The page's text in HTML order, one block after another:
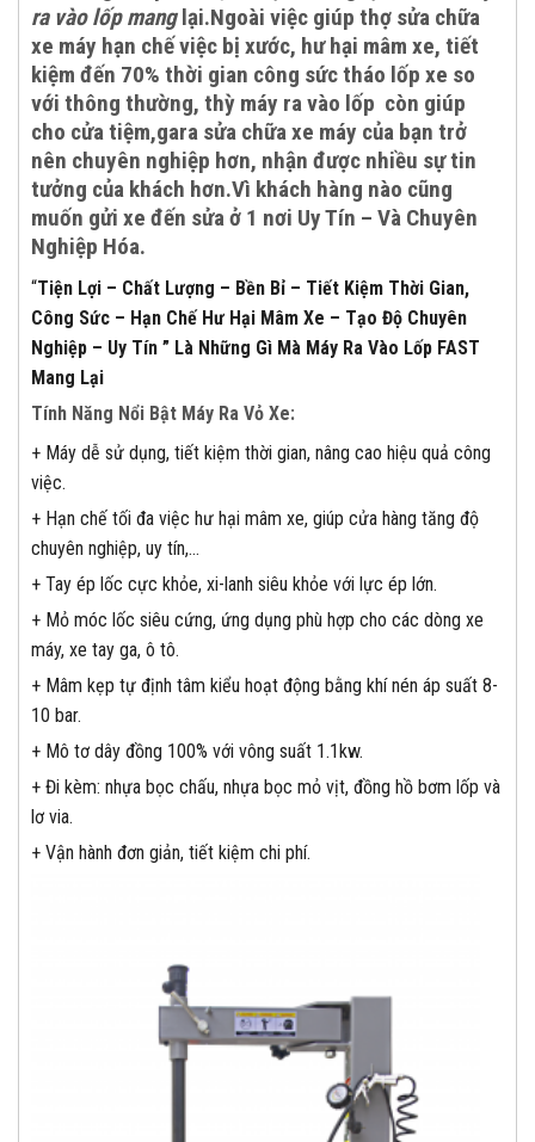
ra vào lốp manglại.Ngoài việc giúp thợ sửa chữa
xe máy hạn chế việc bị xước, hư hại mâm xe, tiết
kiệm đến 70% thời gian công sức tháo lốp xe so
với thông thường, thỳ máy ra vào lốp còn giúp
cho cửa tiệm,gara sửa chữa xe máy của bạn trở
nên chuyên nghiệp hơn, nhận được nhiều sự tin
tưởng của khách hơn.Vì khách hàng nào cũng
muốn gửi xe đến sửa ở 1 nơi Uy Tín – Và Chuyên
Nghiệp Hóa.
“Tiện Lợi – Chất Lượng – Bền Bỉ – Tiết Kiệm Thời Gian,
Công Sức – Hạn Chế Hư Hại Mâm Xe – Tạo Độ Chuyên
Nghiệp – Uy Tín ” Là Những Gì Mà Máy Ra Vào Lốp FAST
Mang Lại
Tính Năng Nổi Bật Máy Ra Vỏ Xe:
+ Máy dễ sử dụng, tiết kiệm thời gian, nâng cao hiệu quả công
việc.
+ Hạn chế tối đa việc hư hại mâm xe, giúp cửa hàng tăng độ
chuyên nghiệp, uy tín,…
+ Tay ép lốc cực khỏe, xi-lanh siêu khỏe với lực ép lớn.
+ Mỏ móc lốc siêu cứng, ứng dụng phù hợp cho các dòng xe
máy, xe tay ga, ô tô.
+ Mâm kẹp tự định tâm kiểu hoạt động bằng khí nén áp suất 8-
10 bar.
+ Mô tơ dây đồng 100% với vông suất 1.1kw.
+ Đi kèm: nhựa bọc chấu, nhựa bọc mỏ vịt, đồng hồ bơm lốp và
lơ via.
+ Vận hành đơn giản, tiết kiệm chi phí.